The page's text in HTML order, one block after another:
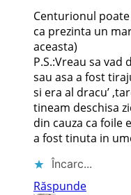
Centurionul
ca prezinta un
aceasta)
P.S.:Vreau sa
sau asa a fost
si era al dracu’
tineam deschisa
din cauza ca foile
a fost tinuta in
Încarc...
Răspunde